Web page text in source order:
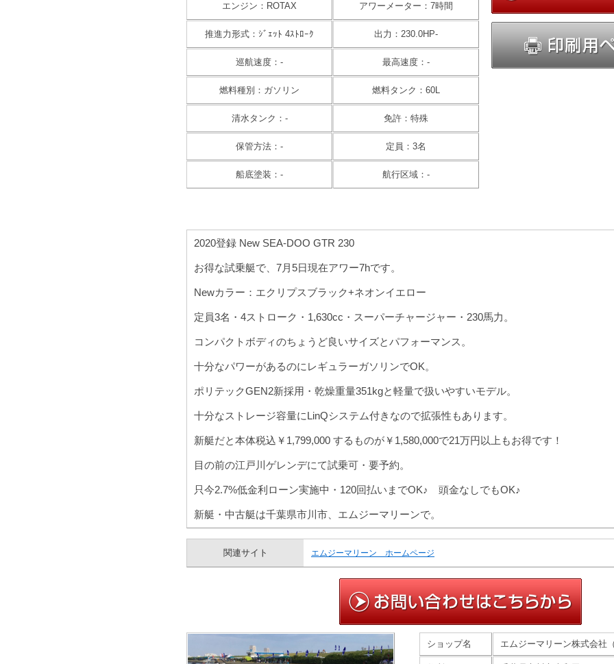
エンジン：ROTAX アワーメーター：7時間
推進力形式：ｼﾞｪｯﾄ 4ｽﾄﾛｰｸ 出力：230.0HP-
巡航速度：- 最高速度：-
燃料種別：ガソリン 燃料タンク：60L
清水タンク：- 免許：特殊
保管方法：- 定員：3名
船底塗装：- 航行区域：-
2020登録 New SEA-DOO GTR 230
お得な試乗艇で、7月5日現在アワー7hです。
Newカラー：エクリプスブラック+ネオンイエロー
定員3名・4ストローク・1,630cc・スーパーチャージャー・230馬力。
コンパクトボディのちょうど良いサイズとパフォーマンス。
十分なパワーがあるのにレギュラーガソリンでOK。
ポリテックGEN2新採用・乾燥重量351kgと軽量で扱いやすいモデル。
十分なストレージ容量にLinQシステム付きなので拡張性もあります。
新艇だと本体税込￥1,799,000 するものが￥1,580,000で21万円以上もお得です！
目の前の江戸川ゲレンデにて試乗可・要予約。
只今2.7%低金利ローン実施中・120回払いまでOK♪ 頭金なしでもOK♪
新艇・中古艇は千葉県市川市、エムジーマリーンで。
関連サイト エムジーマリーン ホームページ
ショップ名 エムジーマリーン株式会社